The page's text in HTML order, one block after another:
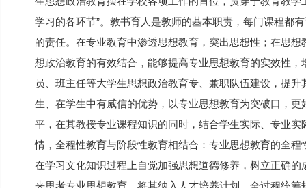
学习的各环节”。教书育人是教师的基本职责，每门课程都
的责任。在专业教育中渗透思想教育，突出思想性；在思
想政治教育的有效结合，能够提高专业思想教育的实效性
员、班主任等大学生思想政治教育专、兼职队伍建设，提
生、在学生中有威信的优势，以专业思想教育为突破口，
平，在其教授专业课程知识的同时，结合学生实际、专业
情，全程性教育与阶段性教育相结合：专业思想教育的全
在学习文化知识过程上自觉加强思想道德修养，树立正确
来思考专业思想教育，将其纳入人才培养计划，全过程统